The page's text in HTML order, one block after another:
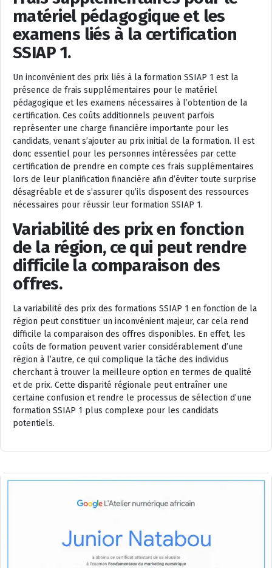
matériel pédagogique et les
examens liés à la certification
SSIAP 1.
Un inconvénient des prix liés à la formation SSIAP 1 est la
présence de frais supplémentaires pour le matériel
pédagogique et les examens nécessaires à l’obtention de la
certification. Ces coûts additionnels peuvent parfois
représenter une charge financière importante pour les
candidats, venant s’ajouter au prix initial de la formation. Il est
donc essentiel pour les personnes intéressées par cette
certification de prendre en compte ces frais supplémentaires
lors de leur planification financière afin d’éviter toute surprise
désagréable et de s’assurer qu’ils disposent des ressources
nécessaires pour réussir leur formation SSIAP 1.
Variabilité des prix en fonction
de la région, ce qui peut rendre
difficile la comparaison des
offres.
La variabilité des prix des formations SSIAP 1 en fonction de la
région peut constituer un inconvénient majeur, car cela rend
difficile la comparaison des offres disponibles. En effet, les
coûts de formation peuvent varier considérablement d’une
région à l’autre, ce qui complique la tâche des individus
cherchant à trouver la meilleure option en termes de qualité
et de prix. Cette disparité régionale peut entraîner une
certaine confusion et rendre le processus de sélection d’une
formation SSIAP 1 plus complexe pour les candidats
potentiels.